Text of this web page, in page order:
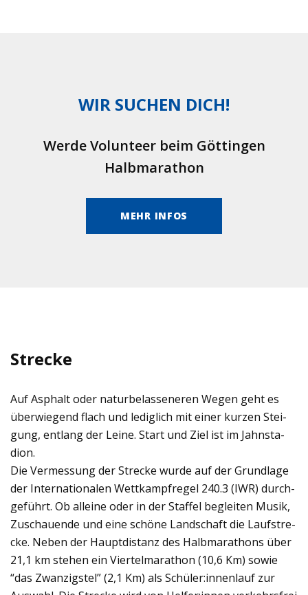
WIR SUCHEN DICH!
Werde Volunteer beim Göttingen
Halbmarathon
MEHR INFOS
Strecke
Auf Asphalt oder natur­be­las­se­ne­ren Wegen geht es
über­wie­gend flach und ledig­lich mit einer kur­zen Stei­
gung, ent­lang der Leine. Start und Ziel ist im Jahn­sta­
dion.
Die Ver­mes­sung der Stre­cke wurde auf der Grund­lage
der Inter­na­tio­na­len Wett­kampf­re­gel 240.3 (IWR) durch­
ge­führt. Ob alleine oder in der Staf­fel beglei­ten Musik,
Zuschau­ende und eine schöne Land­schaft die Lauf­stre­
cke. Neben der Haupt­di­stanz des Halb­ma­ra­thons über
21,1 km ste­hen ein Vier­tel­ma­ra­thon (10,6 Km) sowie
“das Zwan­zigs­tel” (2,1 Km) als Schüler:innenlauf zur